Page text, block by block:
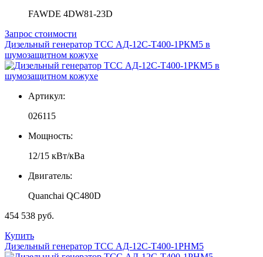
FAWDE 4DW81-23D
Запрос стоимости
Дизельный генератор ТСС АД-12С-Т400-1РКМ5 в
шумозащитном кожухе
Артикул:
026115
Мощность:
12/15 кВт/кВа
Двигатель:
Quanchai QC480D
454 538 руб.
Купить
Дизельный генератор ТСС АД-12С-Т400-1РНМ5